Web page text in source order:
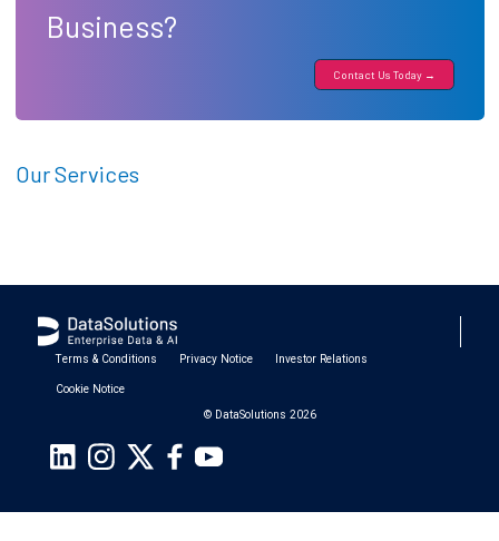
Business?
Contact Us Today →
Our Services
Terms & Conditions Privacy Notice Investor Relations
Cookie Notice
© DataSolutions 2026